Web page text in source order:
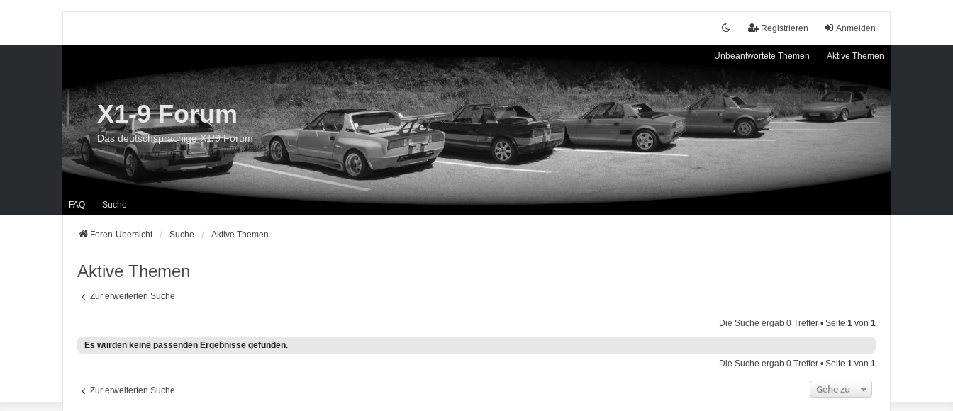
Anmelden
Registrieren
Unbeantwortete Themen Aktive Themen
FAQ Suche
X1-9 Forum
Das deutschsprachige X1/9 Forum
Foren-Übersicht Suche Aktive Themen
Aktive Themen
Zur erweiterten Suche
Die Suche ergab 0 Treffer • Seite 1 von 1
Es wurden keine passenden Ergebnisse gefunden.
Die Suche ergab 0 Treffer • Seite 1 von 1
Zur erweiterten Suche Gehe zu